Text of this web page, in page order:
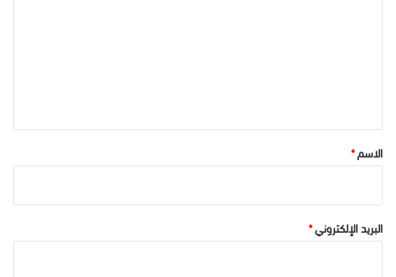
*الاسم*
البريد الإلكتروني*